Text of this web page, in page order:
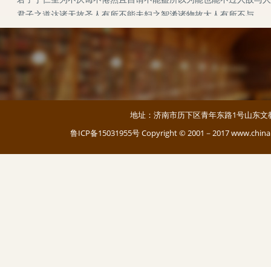
地址：济南市历下区青年东路1号山东
鲁ICP备15031955号Copyright © 2001－2017